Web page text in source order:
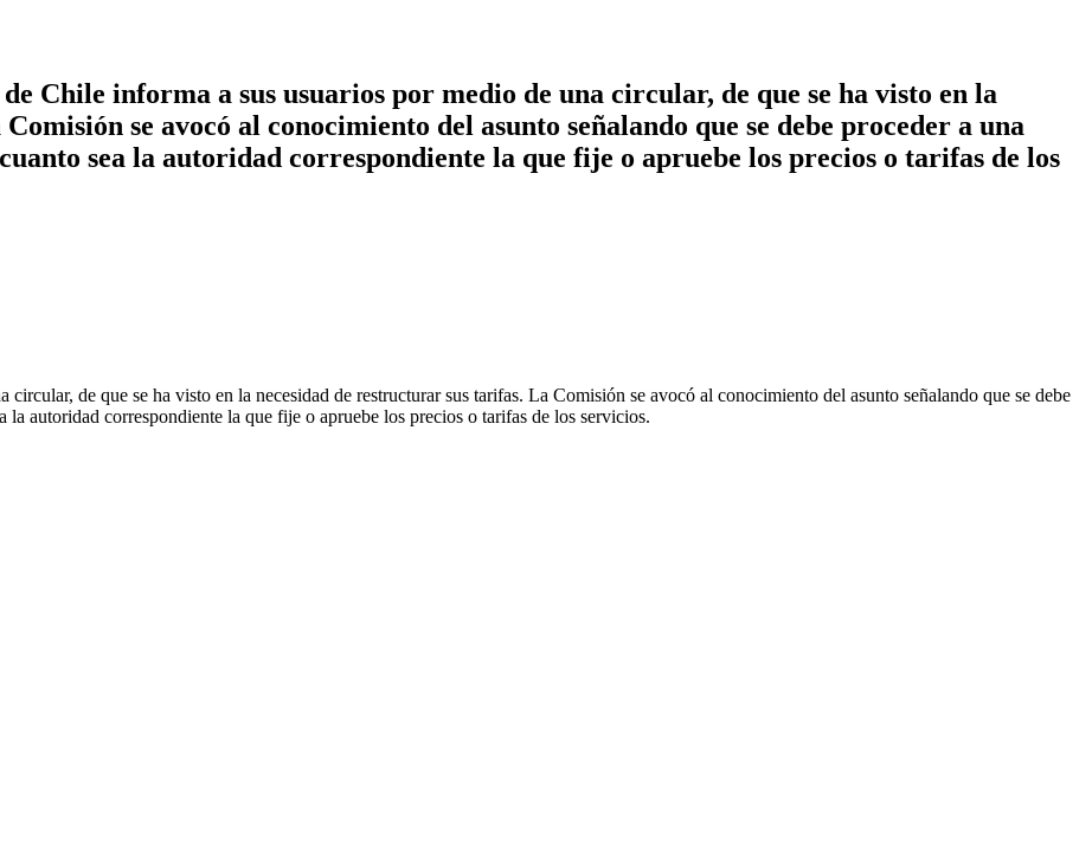
Chile informa a sus usuarios por medio de una circular, de que se ha visto en la
se avocó al conocimiento del asunto señalando que se debe proceder a una
sea la autoridad correspondiente la que fije o apruebe los precios o tarifas de los
de que se ha visto en la necesidad de restructurar sus tarifas. La Comisión se avocó al conocimiento del asunto señalando que se debe
autoridad correspondiente la que fije o apruebe los precios o tarifas de los servicios.